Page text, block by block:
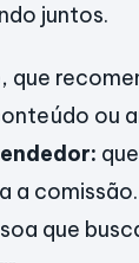
juntos.
que
ou
a comissão.
que